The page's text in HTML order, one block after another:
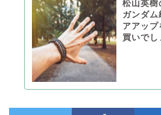
松山英樹
ガンダム
アアップ
買いでし